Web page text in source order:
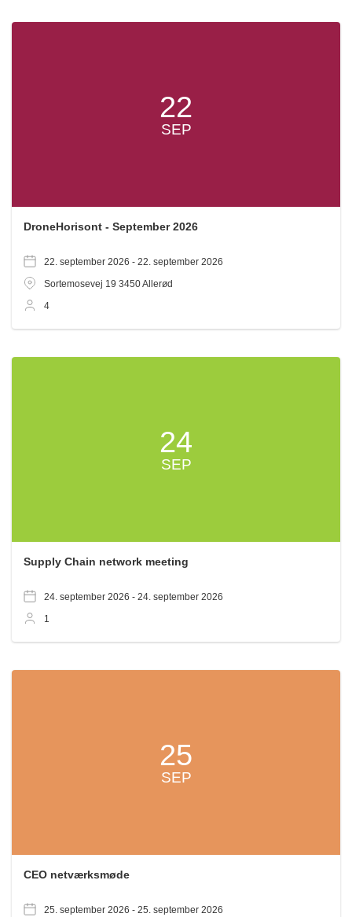
22
SEP
DroneHorisont - September 2026
22. september 2026 - 22. september 2026
Sortemosevej 19 3450Allerød
4
24
SEP
Supply Chain network meeting
24. september 2026 - 24. september 2026
1
25
SEP
CEO netværksmøde
25. september 2026 - 25. september 2026